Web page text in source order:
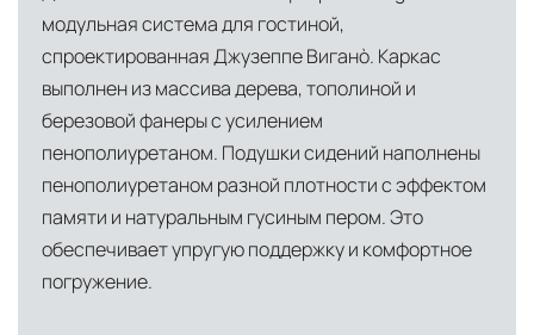
условиях. Наличие собственной
инфраструктуры позволяет сократить сроки
доставки и обеспечить полный контроль над
сохранностью продукции.
Глобальная сеть распределительных
центров
Помимо Москвы, мы располагаем
логистическими узлами в ключевых
международных хабах:
модульная система для гостиной,
спроектированная Джузеппе Виганò. Каркас
выполнен из массива дерева, тополиной и
березовой фанеры с усилением
пенополиуретаном. Подушки сидений наполнены
пенополиуретаном разной плотности с эффектом
памяти и натуральным гусиным пером. Это
обеспечивает упругую поддержку и комфортное
погружение.